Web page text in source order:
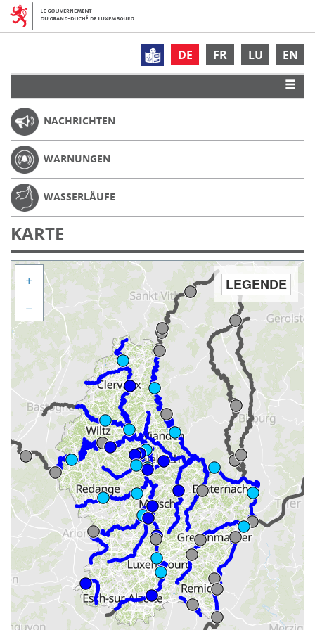
DE FR LU EN
NACHRICHTEN
WARNUNGEN
WASSERLÄUFE
KARTE
LEGENDE
+
−